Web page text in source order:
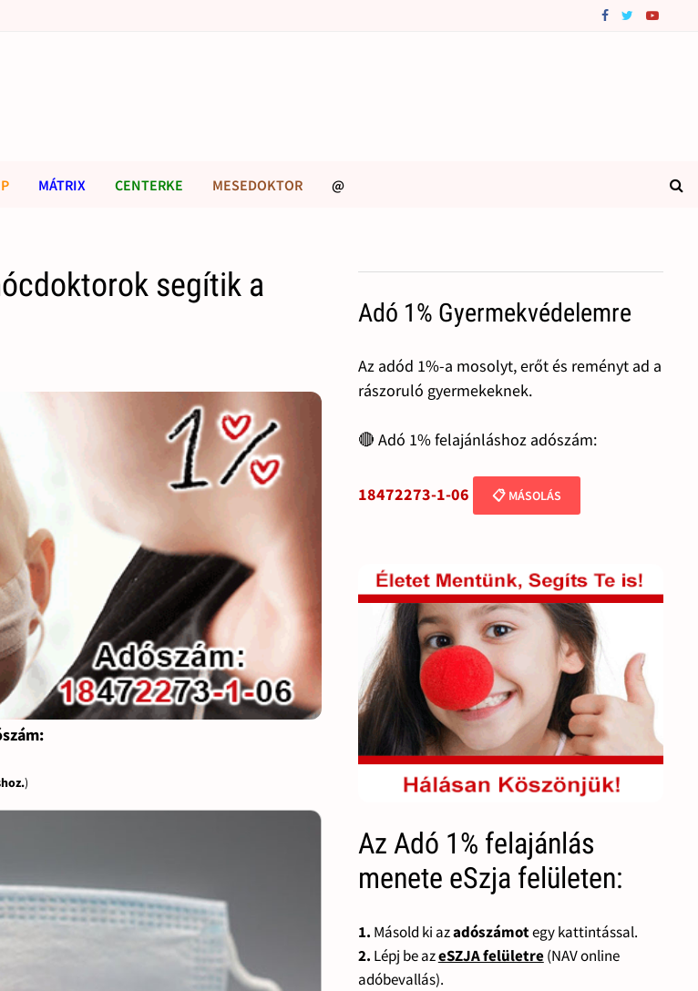
MÁTRIX CENTERKE MESEDOKTOR @
segítik a
)
Adó 1% Gyermekvédelemre
Az adód 1%-a mosolyt, erőt és reményt ad a
rászoruló gyermekeknek.
🔴 Adó 1% felajánláshoz adószám:
18472273-1-06 📋 MÁSOLÁS
Az Adó 1% felajánlás
menete eSzja felületen:
1. Másold ki azadószámotegy kattintással.
2. Lépj be azeSZJA felületre(NAV online
adóbevallás).